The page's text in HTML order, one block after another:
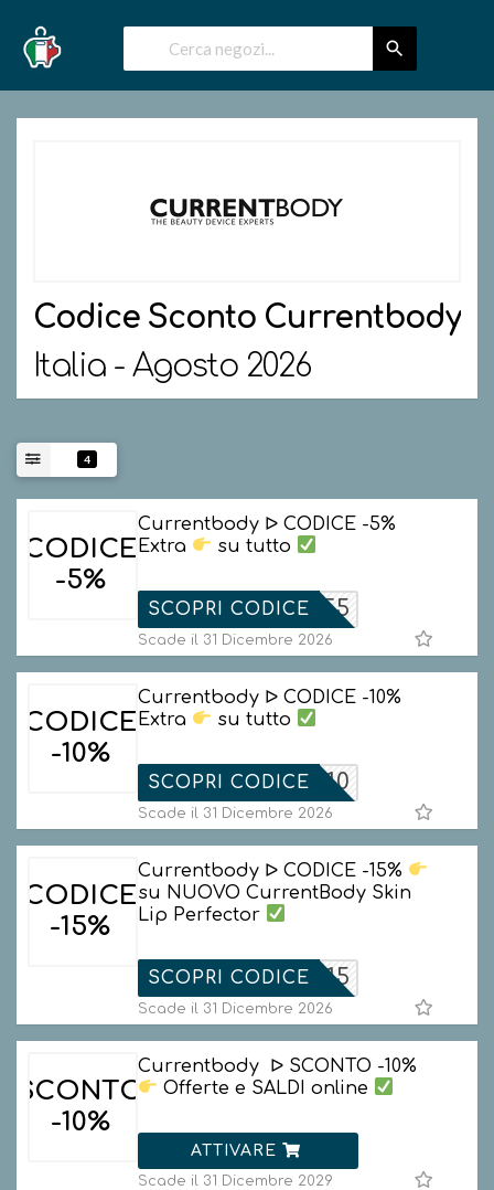
Codice Sconto Currentbody
Italia - Agosto 2026
4
CODICE
-5%
Currentbody ᐅ CODICE -5%
Extra
su tutto
NATALE5
SCOPRI CODICE
Scade il 31 Dicembre 2026
CODICE
-10%
Currentbody ᐅ CODICE -10%
Extra
su tutto
NATALE10
SCOPRI CODICE
Scade il 31 Dicembre 2026
CODICE
-15%
Currentbody ᐅ CODICE -15%
su NUOVO CurrentBody Skin
Lip Perfector
LIP15
SCOPRI CODICE
Scade il 31 Dicembre 2026
SCONTO
-10%
Currentbody ᐅ SCONTO -10%
Offerte e SALDI online
ATTIVARE
Scade il 31 Dicembre 2029